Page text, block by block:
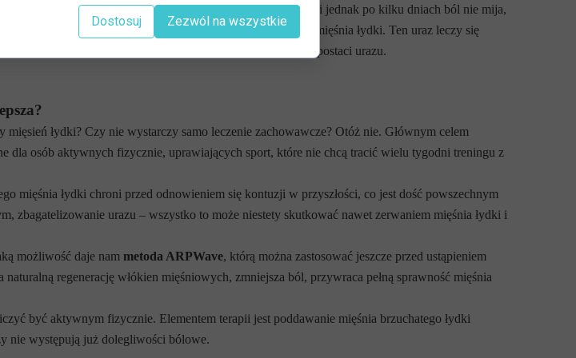
tutaj konieczne poddanie się zabiegowi chirurgicznemu. Jeśli jednak po kilku dniach ból nie mija,
magnetycznym, by potwierdzić lub wykluczyć zerwanie mięśnia łydki. Ten uraz leczy się
Powinno się ją również stosować w przypadku lżejszej postaci urazu.
łydki? Czy nie wystarczy samo leczenie zachowawcze? Otóż nie. Głównym celem
dla osób aktywnych fizycznie, uprawiających sport, które nie chcą tracić wielu tygodni treningu z
mięśnia łydki chroni przed odnowieniem się kontuzji w przyszłości, co jest dość powszechnym
zbagatelizowanie urazu – wszystko to może niestety skutkować nawet zerwaniem mięśnia łydki i
możliwość daje nam metoda ARPWave, którą można zastosować jeszcze przed ustąpieniem
regenerację włókien mięśniowych, zmniejsza ból, przywraca pełną sprawność mięśnia
być aktywnym fizycznie. Elementem terapii jest poddawanie mięśnia brzuchatego łydki
nie występują już dolegliwości bólowe.
Dostosuj Zezwól na wszystkie